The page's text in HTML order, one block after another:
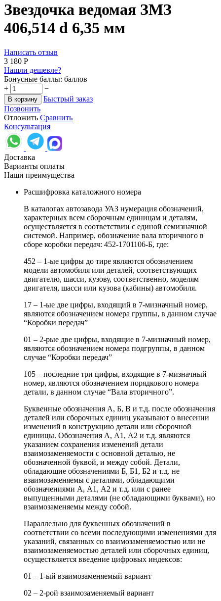
Звездочка ведомая ЗМЗ
406,514 d 6,35 мм
Написать отзыв
3 180 Р
Нашли дешевле?
Бонусные баллы: баллов
+
−
В корзину
Быстрый заказ
Позвонить
Отложить Сравнить
Консультация
Доставка
Варианты оплаты
Наши преимущества
Расшифровка каталожного номера
В каталогах автозавода УАЗ нумерация обозначений,
характерных всем сборочным единицам и деталям,
осуществляется в соответствии с единой семизначной
системой. Например, обозначение вала вторичного в
сборе коробки передач: 452-1701106-Б, где:
452 – 1-ые цифры до тире являются обозначением
модели автомобиля или деталей, соответствующих
двигателю, шасси, кузову, соответственно, моделям
двигателя, шасси или кузова (кабины) автомобиля.
17 – 1-ые две цифры, входящий в 7-мизначный номер,
являются обозначением номера группы, в данном случае
“Коробки передач”
01 – 2-рые две цифры, входящие в 7-мизначный номер,
являются обозначением номера подгруппы, в данном
случае “Коробки передач”
105 – последние три цифры, входящие в 7-мизначный
номер, являются обозначением порядкового номера
детали, в данном случае “Вала вторичного”.
Буквенные обозначения А, Б, В и т.д. после обозначения
деталей или сборочных единиц указывают о внесении
изменений в конструкцию детали или сборочной
единицы. Обозначения А, А1, А2 и т.д. являются
указанием сохранения изменений детали
взаимозаменяемости с основной деталью, не
обозначенной буквой, и между собой. Детали,
обладающие обозначениями Б, Б1, Б2 и т.д. не
взаимозаменяемы с деталями, обладающими
обозначениями А, А1, А2 и т.д. или с ранее
выпущенными деталями (не обладающими буквами), но
взаимозаменяемы между собой.
Параллельно для буквенных обозначений в
соответствии со всеми последующими изменениями для
указаний, связанных со взаимозаменяемостью или не
взаимозаменяемостью деталей или сборочных единиц,
осуществляется введение цифровых индексов:
01 – 1-ый взаимозаменяемый вариант
02 – 2-рой взаимозаменяемый вариант